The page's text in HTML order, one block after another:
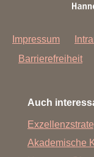
Impressum
Barrierefreiheit
Auch
Akademische